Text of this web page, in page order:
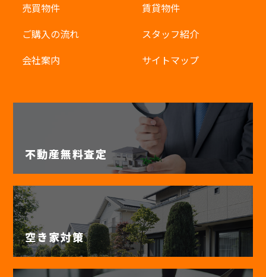
売買物件
賃貸物件
ご購入の流れ
スタッフ紹介
会社案内
サイトマップ
不動産無料査定
空き家対策